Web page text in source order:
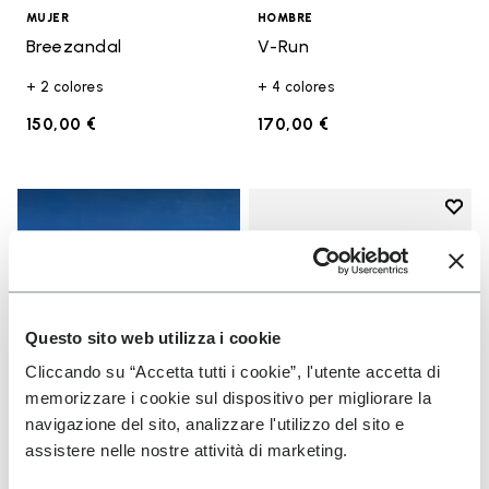
Questo sito web utilizza i cookie
Cliccando su “Accetta tutti i cookie”, l'utente accetta di
memorizzare i cookie sul dispositivo per migliorare la
navigazione del sito, analizzare l'utilizzo del sito e
assistere nelle nostre attività di marketing.
MUJER
Breezandal
+ 2 colores
150,00 €
HOMBRE
V-Run
+ 4 colores
170,00 €
Add